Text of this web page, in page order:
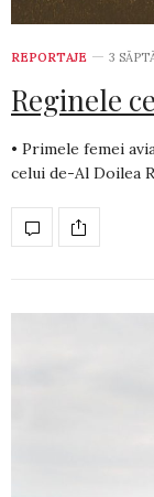
REPORTAJE 3
Reginele
• Primele femei
celui de-Al Doilea